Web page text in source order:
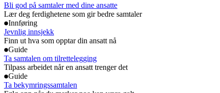
Bli god på samtaler med dine ansatte
Lær deg ferdighetene som gir bedre samtaler
Innføring
Jevnlig innsjekk
Finn ut hva som opptar din ansatt nå
Guide
Ta samtalen om tilrettelegging
Tilpass arbeidet når en ansatt trenger det
Guide
Ta bekymringssamtalen